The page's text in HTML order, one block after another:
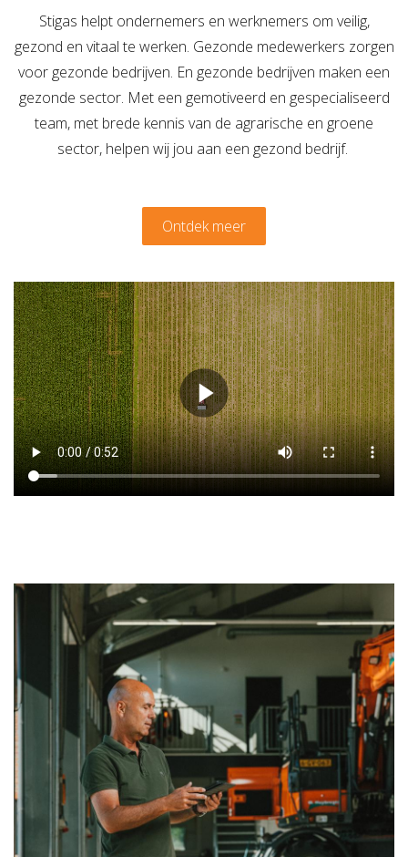
Verzuimbegeleiding Arbopakket seizoenswerker
Vitaliteit
Vitaliteitsscan Vertrouwenspersoon
Actueel
Actueel
Nieuws Nieuwsbrief Publicaties Agenda
Over Stigas
3V's van Stigas Aan de slag met Vitaliteit
Stigas helpt ondernemers en werknemers om veilig,
gezond en vitaal te werken. Gezonde medewerkers zorgen
voor gezonde bedrijven. En gezonde bedrijven maken een
gezonde sector. Met een gemotiveerd en gespecialiseerd
team, met brede kennis van de agrarische en groene
sector, helpen wij jou aan een gezond bedrijf.
Ontdek meer
Media
Filmbestand